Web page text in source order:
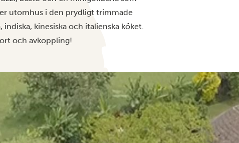
utomhus i den prydligt trimmade
kinesiska och italienska köket.
och avkoppling!